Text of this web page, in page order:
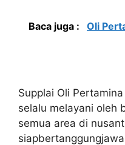
Baca juga : Oli
Supplai Oli
selalu melayani oleh
semua area di